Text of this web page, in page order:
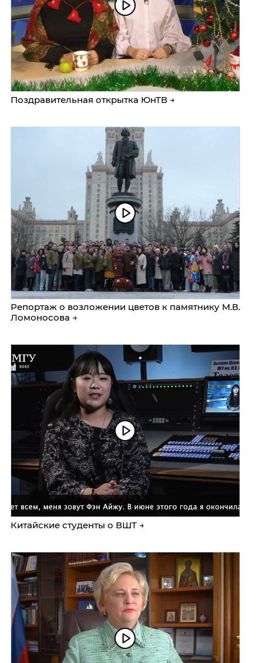
Поздравительная открытка ЮнТВ →
Репортаж о возложении цветов к памятнику М.В.
Ломоносова →
Китайские студенты о ВШТ →